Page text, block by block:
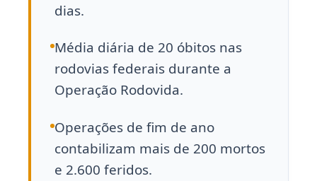
dias.
Média diária de 20 óbitos nas
rodovias federais durante a
Operação Rodovida.
Operações de fim de ano
contabilizam mais de 200 mortos
e 2.600 feridos.